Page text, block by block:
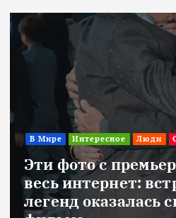
В Мире Интересное Люди
Эти фото с
весь интернет:
легенд оказалась